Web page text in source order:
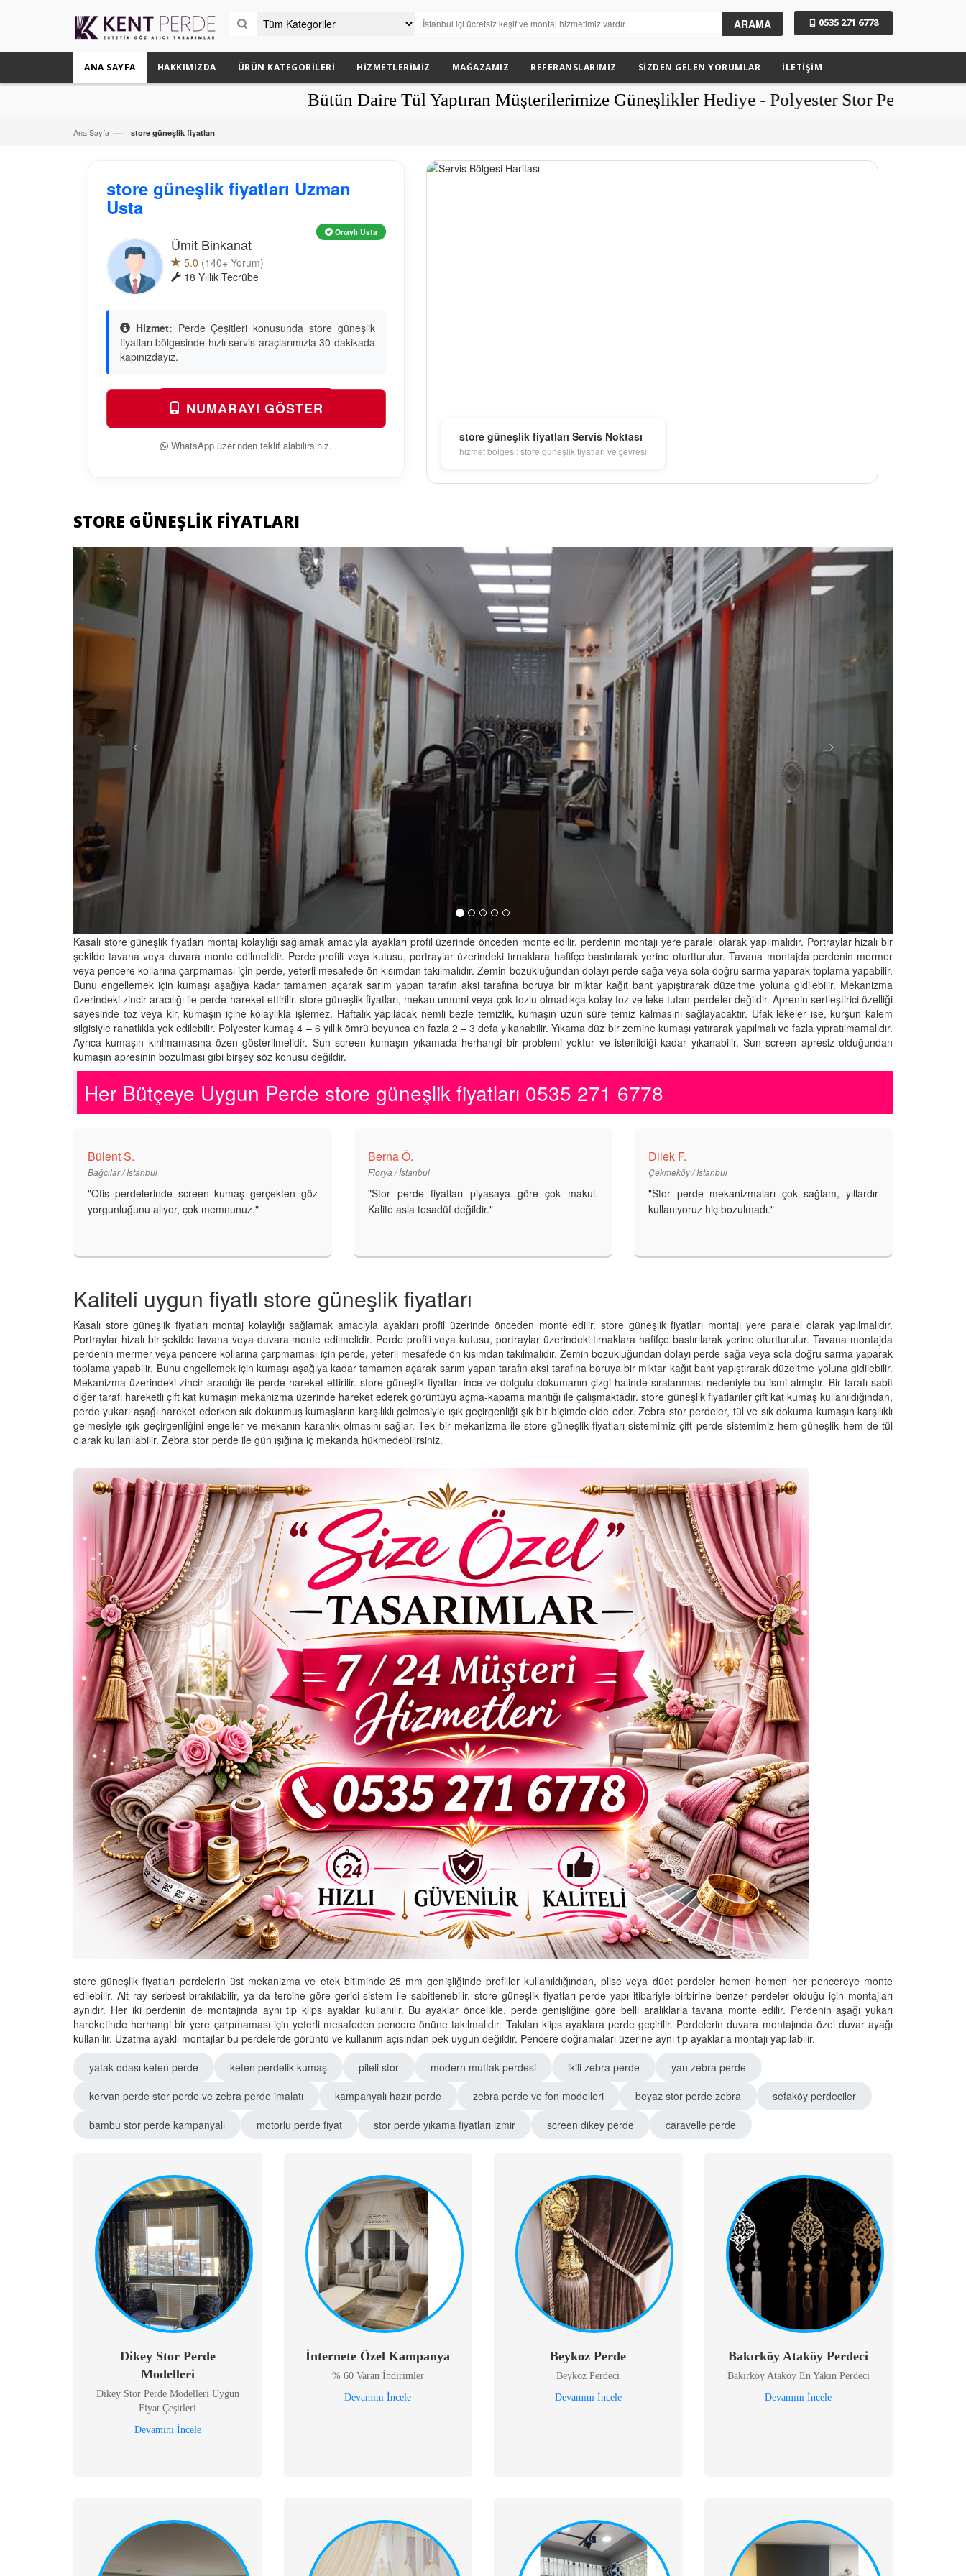
ARAMA 0535 271 6778
ANA SAYFA HAKKIMIZDA ÜRÜN KATEGORILERI HIZMETLERIMIZ MAĞAZAMIZ REFERANSLARIMIZ SIZDEN GELEN YORUMLAR İLETİŞİM
Bütün Daire Tül Yaptıran Müşterilerimize Güneşlikler Hediye - Polyester Stor Perdede Şok
Ana Sayfa —› store güneşlik fiyatları
store güneşlik fiyatları Uzman
Usta
Onaylı Usta
Ümit Binkanat
5.0 (140+ Yorum)
18 Yıllık Tecrübe
Hizmet: Perde Çeşitleri konusunda store güneşlik
fiyatları bölgesinde hızlı servis araçlarımızla 30 dakikada
kapınızdayız.
NUMARAYI GÖSTER
WhatsApp üzerinden teklif alabilirsiniz.
store güneşlik fiyatları Servis Noktası
hizmet bölgesi: store güneşlik fiyatları ve çevresi
STORE GÜNEŞLIK FIYATLARI
Previous Next
Kasalı store güneşlik fiyatları montaj kolaylığı sağlamak amacıyla ayakları profil üzerinde önceden monte edilir. perdenin montajı yere paralel olarak yapılmalıdır. Portraylar hizalı bir
şekilde tavana veya duvara monte edilmelidir. Perde profili veya kutusu, portraylar üzerindeki tırnaklara hafifçe bastırılarak yerine oturtturulur. Tavana montajda perdenin mermer
veya pencere kollarına çarpmaması için perde, yeterli mesafede ön kısımdan takılmalıdır. Zemin bozukluğundan dolayı perde sağa veya sola doğru sarma yaparak toplama yapabilir.
Bunu engellemek için kumaşı aşağıya kadar tamamen açarak sarım yapan tarafın aksi tarafına boruya bir miktar kağıt bant yapıştırarak düzeltme yoluna gidilebilir. Mekanizma
üzerindeki zincir aracılığı ile perde hareket ettirilir. store güneşlik fiyatları, mekan umumi veya çok tozlu olmadıkça kolay toz ve leke tutan perdeler değildir. Aprenin sertleştirici özelliği
sayesinde toz veya kir, kumaşın içine kolaylıkla işlemez. Haftalık yapılacak nemli bezle temizlik, kumaşın uzun süre temiz kalmasını sağlayacaktır. Ufak lekeler ise, kurşun kalem
silgisiyle rahatlıkla yok edilebilir. Polyester kumaş 4 – 6 yıllık ömrü boyunca en fazla 2 – 3 defa yıkanabilir. Yıkama düz bir zemine kumaşı yatırarak yapılmalı ve fazla yıpratılmamalıdır.
Ayrıca kumaşın kırılmamasına özen gösterilmelidir. Sun screen kumaşın yıkamada herhangi bir problemi yoktur ve istenildiği kadar yıkanabilir. Sun screen apresiz olduğundan
kumaşın apresinin bozulması gibi birşey söz konusu değildir.
Her Bütçeye Uygun Perde store güneşlik fiyatları 0535 271 6778
Bülent S.
Bağcılar / İstanbul
"Ofis perdelerinde screen kumaş gerçekten göz
yorgunluğunu alıyor, çok memnunuz."
Berna Ö.
Florya / İstanbul
"Stor perde fiyatları piyasaya göre çok makul.
Kalite asla tesadüf değildir."
Dilek F.
Çekmeköy / İstanbul
"Stor perde mekanizmaları çok sağlam, yıllardır
kullanıyoruz hiç bozulmadı."
Kaliteli uygun fiyatlı store güneşlik fiyatları
Kasalı store güneşlik fiyatları montaj kolaylığı sağlamak amacıyla ayakları profil üzerinde önceden monte edilir. store güneşlik fiyatları montajı yere paralel olarak yapılmalıdır.
Portraylar hizalı bir şekilde tavana veya duvara monte edilmelidir. Perde profili veya kutusu, portraylar üzerindeki tırnaklara hafifçe bastırılarak yerine oturtturulur. Tavana montajda
perdenin mermer veya pencere kollarına çarpmaması için perde, yeterli mesafede ön kısımdan takılmalıdır. Zemin bozukluğundan dolayı perde sağa veya sola doğru sarma yaparak
toplama yapabilir. Bunu engellemek için kumaşı aşağıya kadar tamamen açarak sarım yapan tarafın aksi tarafına boruya bir miktar kağıt bant yapıştırarak düzeltme yoluna gidilebilir.
Mekanizma üzerindeki zincir aracılığı ile perde hareket ettirilir. store güneşlik fiyatları ince ve dolgulu dokumanın çizgi halinde sıralanması nedeniyle bu ismi almıştır. Bir tarafı sabit
diğer tarafı hareketli çift kat kumaşın mekanizma üzerinde hareket ederek görüntüyü açma-kapama mantığı ile çalışmaktadır. store güneşlik fiyatlarıler çift kat kumaş kullanıldığından,
perde yukarı aşağı hareket ederken sık dokunmuş kumaşların karşılıklı gelmesiyle ışık geçirgenliği şık bir biçimde elde eder. Zebra stor perdeler, tül ve sık dokuma kumaşın karşılıklı
gelmesiyle ışık geçirgenliğini engeller ve mekanın karanlık olmasını sağlar. Tek bir mekanizma ile store güneşlik fiyatları sistemimiz çift perde sistemimiz hem güneşlik hem de tül
olarak kullanılabilir. Zebra stor perde ile gün ışığına iç mekanda hükmedebilirsiniz.
store güneşlik fiyatları perdelerin üst mekanizma ve etek bitiminde 25 mm genişliğinde profiller kullanıldığından, plise veya düet perdeler hemen hemen her pencereye monte
edilebilir. Alt ray serbest bırakılabilir, ya da tercihe göre gerici sistem ile sabitlenebilir. store güneşlik fiyatları perde yapı itibariyle birbirine benzer perdeler olduğu için montajları
aynıdır. Her iki perdenin de montajında aynı tip klips ayaklar kullanılır. Bu ayaklar öncelikle, perde genişliğine göre belli aralıklarla tavana monte edilir. Perdenin aşağı yukarı
hareketinde herhangi bir yere çarpmaması için yeterli mesafeden pencere önüne takılmalıdır. Takılan klips ayaklara perde geçirilir. Perdelerin duvara montajında özel duvar ayağı
kullanılır. Uzatma ayaklı montajlar bu perdelerde görüntü ve kullanım açısından pek uygun değildir. Pencere doğramaları üzerine aynı tip ayaklarla montajı yapılabilir.
yatak odası keten perde
keten perdelik kumaş pileli stor modern mutfak perdesi ikili zebra perde
yan zebra perde
kervan perde stor perde ve zebra perde imalatı
kampanyalı hazır perde zebra perde ve fon modelleri beyaz stor perde zebra
sefaköy perdeciler
bambu stor perde kampanyalı
motorlu perde fiyat stor perde yıkama fiyatları izmir screen dikey perde caravelle perde
Dikey Stor Perde
Modelleri
Dikey Stor Perde Modelleri Uygun
Fiyat Çeşitleri
Devamını İncele
İnternete Özel Kampanya
% 60 Varan İndirimler
Devamını İncele
Beykoz Perde
Beykoz Perdeci
Devamını İncele
Bakırköy Ataköy Perdeci
Bakırköy Ataköy En Yakın Perdeci
Devamını İncele